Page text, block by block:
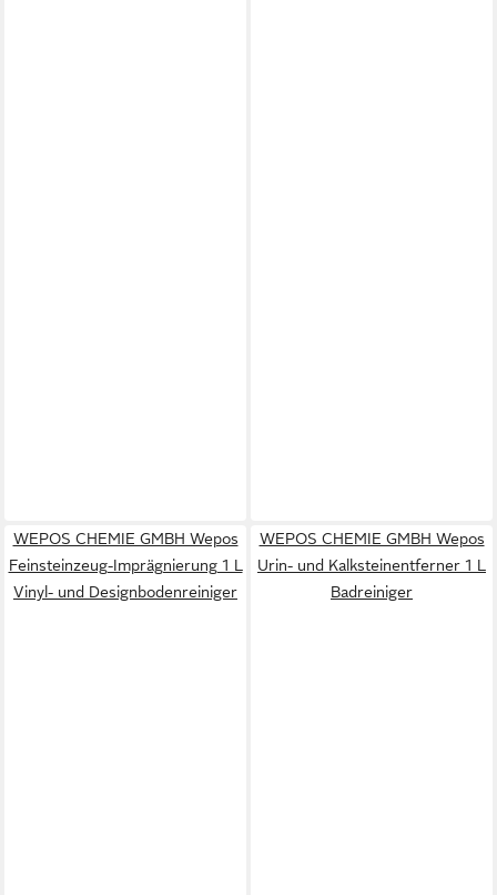
WEPOS CHEMIE GMBH Wepos
Feinsteinzeug-Imprägnierung 1 L
Vinyl- und Designbodenreiniger
WEPOS CHEMIE GMBH Wepos
Urin- und Kalksteinentferner 1 L
Badreiniger